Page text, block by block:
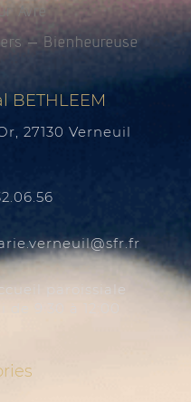
Avre
– Bienheureuse
BETHLEEM
27130 Verneuil
rf.rfs
paroissiale
9:30 à 12:00